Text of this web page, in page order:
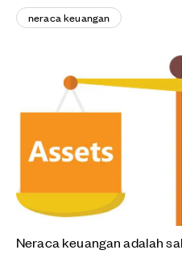
neraca keuangan
Neraca keuangan adalah